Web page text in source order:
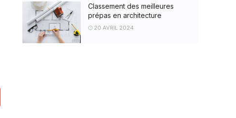
Classement des meilleures
prépas en architecture
20 AVRIL 2024